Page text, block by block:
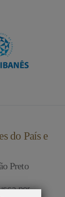
do País e
Preto
por